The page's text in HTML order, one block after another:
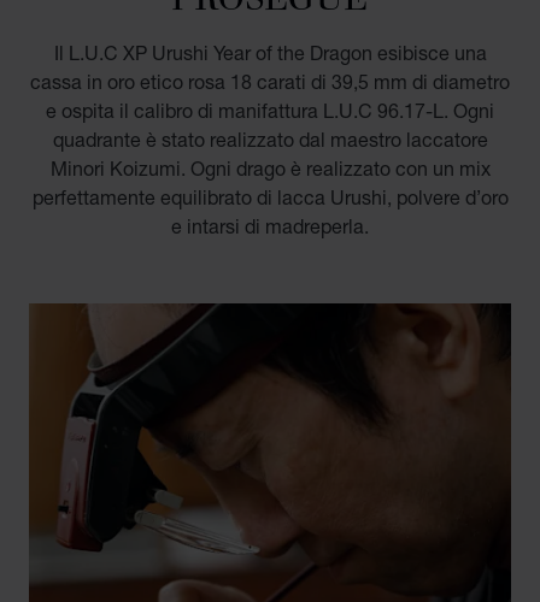
Il L.U.C XP Urushi Year of the Dragon esibisce una
cassa in oro etico rosa 18 carati di 39,5 mm di diametro
e ospita il calibro di manifattura L.U.C 96.17-L. Ogni
quadrante è stato realizzato dal maestro laccatore
Minori Koizumi. Ogni drago è realizzato con un mix
perfettamente equilibrato di lacca Urushi, polvere d’oro
e intarsi di madreperla.